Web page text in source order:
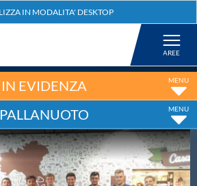
IN EVIDENZA
PALLANUOTO